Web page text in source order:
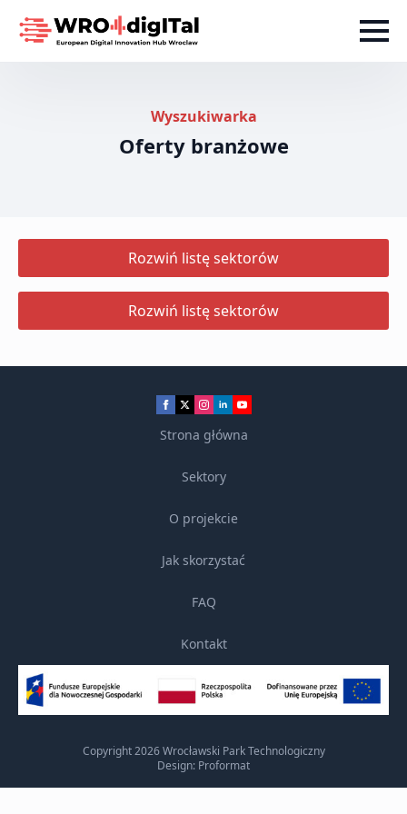
Wyszukiwarka
Oferty branżowe
Rozwiń listę sektorów
Rozwiń listę sektorów
Strona główna
Sektory
O projekcie
Jak skorzystać
FAQ
Kontakt
Copyright 2026 Wrocławski Park Technologiczny
Design: Proformat